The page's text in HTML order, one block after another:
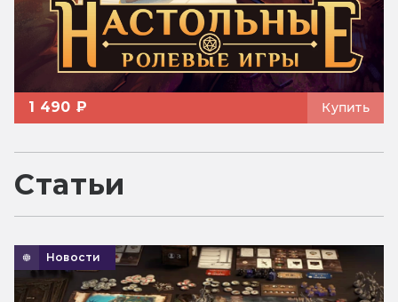
1 490 ₽ Купить
Статьи
Новости